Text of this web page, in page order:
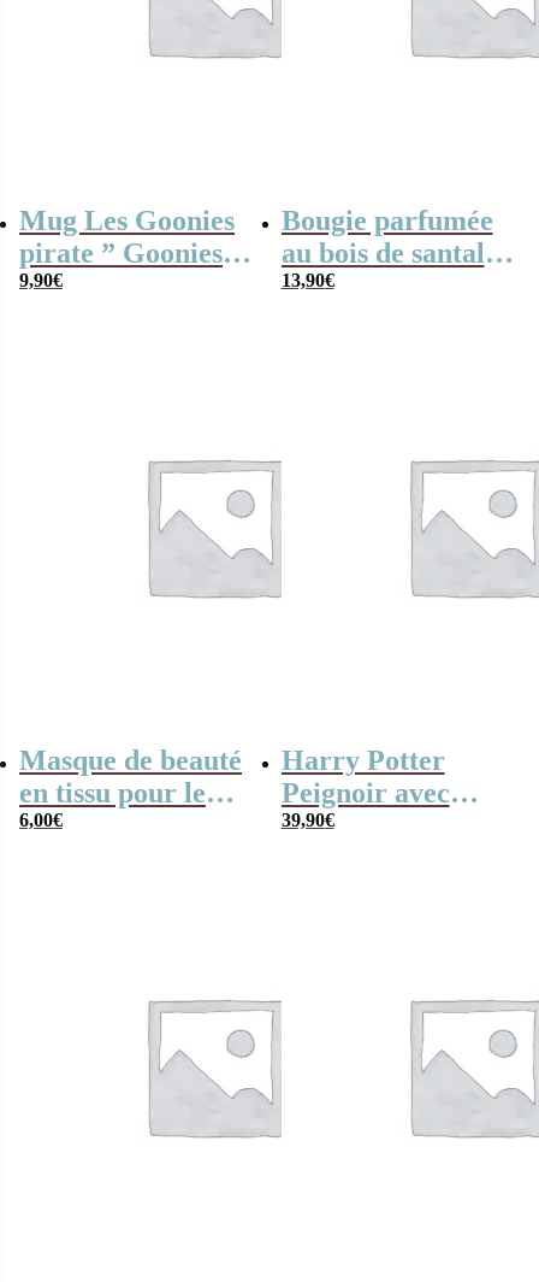
Mug Les Goonies
pirate ” Goonies
never say die “
9,90€
Bougie parfumée
au bois de santal-
Domaine Rosé
13,90€
Masque de beauté
en tissu pour le
visage – Batman
6,00€
Harry Potter
Peignoir avec
capuche – Logo
39,90€